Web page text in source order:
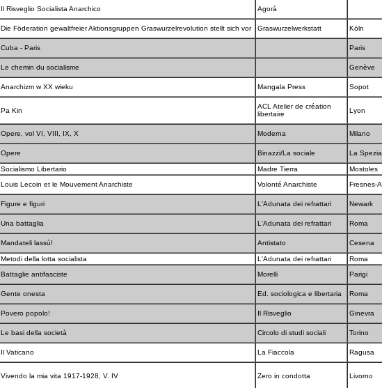
Il Risveglio Socialista Anarchico Agorà
Die Föderation gewaltfreier Aktionsgruppen Graswurzelrevolution stellt sich vor Graswurzelwerkstatt Köln
Cuba - Paris Paris
Le chemin du socialisme Genève
Anarchizm w XX wieku Mangala Press Sopot
Pa Kin
ACL Atelier de création
libertaire
Lyon
Opere, vol VI, VIII, IX, X Moderna Milano
Opere Binazzi/La sociale La Spezia
Socialismo Libertario Madre Tierra Mostoles
Louis Lecoin et le Mouvement Anarchiste Volonté Anarchiste Fresnes-
Figure e figuri L'Adunata dei refrattari Newark
Una battaglia L'Adunata dei refrattari Roma
Mandateli lassù! Antistato Cesena
Metodi della lotta socialista L'Adunata dei refrattari Roma
Battaglie antifasciste Morelli Parigi
Gente onesta Ed. sociologica e libertaria Roma
Povero popolo! Il Risveglio Ginevra
Le basi della società Circolo di studi sociali Torino
Il Vaticano La Fiaccola Ragusa
Vivendo la mia vita 1917-1928, V. IV Zero in condotta Livorno